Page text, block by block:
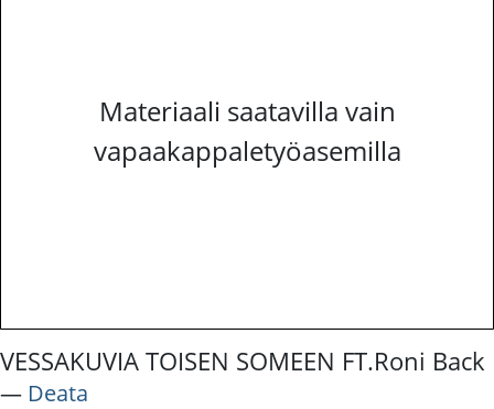
Materiaali saatavilla vain
vapaakappaletyöasemilla
VESSAKUVIA TOISEN SOMEEN FT.Roni Back
― Deata